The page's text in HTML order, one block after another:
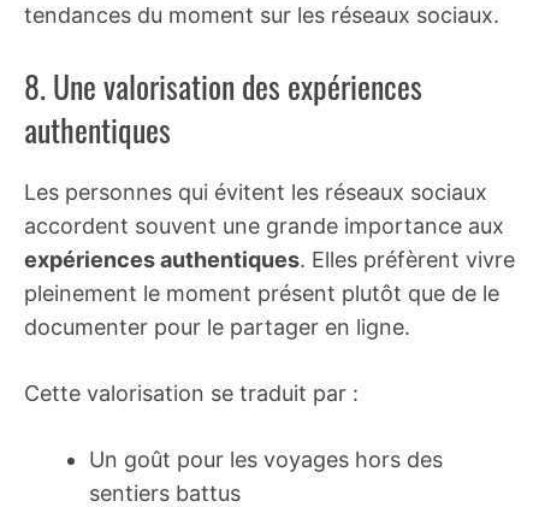
tendances du moment sur les réseaux sociaux.
8. Une valorisation des expériences
authentiques
Les personnes qui évitent les réseaux sociaux
accordent souvent une grande importance aux
expériences authentiques. Elles préfèrent vivre
pleinement le moment présent plutôt que de le
documenter pour le partager en ligne.
Cette valorisation se traduit par :
Un goût pour les voyages hors des
sentiers battus